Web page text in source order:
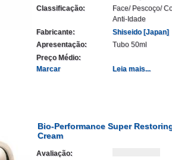
Classificação:
Face/ Pescoço/
Anti-Idade
Fabricante:
Shiseido [Japan]
Apresentação:
Tubo 50ml
Preço Médio:
Marcar
Leia mais...
Bio-Performance Super
Cream
Avaliação: